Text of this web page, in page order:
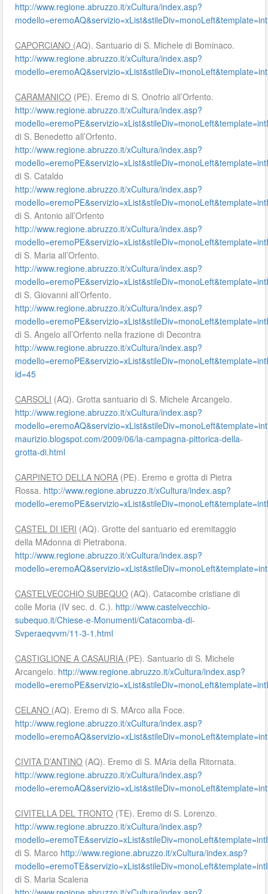
http://www.regione.abruzzo.it/xCultura/index.asp?
CAPORCIANO (AQ). Santuario di S. Michele di Bominaco.
http://www.regione.abruzzo.it/xCultura/index.asp?
CARAMANICO (PE). Eremo di S. Onofrio all’Orfento.
http://www.regione.abruzzo.it/xCultura/index.asp?
di S. Benedetto all’Orfento.
http://www.regione.abruzzo.it/xCultura/index.asp?
di S. Cataldo
http://www.regione.abruzzo.it/xCultura/index.asp?
di S. Antonio all’Orfento
http://www.regione.abruzzo.it/xCultura/index.asp?
di S. Maria all’Orfento.
http://www.regione.abruzzo.it/xCultura/index.asp?
di S. Giovanni all’Orfento.
http://www.regione.abruzzo.it/xCultura/index.asp?
di S. Angelo all’Orfento nella frazione di Decontra
http://www.regione.abruzzo.it/xCultura/index.asp?
id=45
CARSOLI (AQ). Grotta santuario di S. Michele Arcangelo.
http://www.regione.abruzzo.it/xCultura/index.asp?
maurizio.blogspot.com/2009/06/la-campagna-pittorica-della-
grotta-di.html
CARPINETO DELLA NORA (PE). Eremo e grotta di Pietra
Rossa. http://www.regione.abruzzo.it/xCultura/index.asp?
CASTEL DI IERI (AQ). Grotte del santuario ed eremitaggio
della MAdonna di Pietrabona.
http://www.regione.abruzzo.it/xCultura/index.asp?
CASTELVECCHIO SUBEQUO (AQ). Catacombe cristiane di
colle Moria (IV sec. d. C.). http://www.castelvecchio-
subequo.it/Chiese-e-Monumenti/Catacomba-di-
Svperaeqvvm/11-3-1.html
CASTIGLIONE A CASAURIA (PE). Santuario di S. Michele
Arcangelo. http://www.regione.abruzzo.it/xCultura/index.asp?
CELANO (AQ). Eremo di S. MArco alla Foce.
http://www.regione.abruzzo.it/xCultura/index.asp?
CIVITA D’ANTINO (AQ). Eremo di S. MAria della Ritornata.
http://www.regione.abruzzo.it/xCultura/index.asp?
CIVITELLA DEL TRONTO (TE). Eremo di S. Lorenzo.
http://www.regione.abruzzo.it/xCultura/index.asp?
di S. Marco http://www.regione.abruzzo.it/xCultura/index.asp?
di S. Maria Scalena